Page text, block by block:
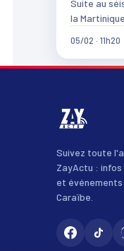
Suite au
la
05/02 · 11h20
Suivez toute
ZayActu :
et événements
Caraïbe.